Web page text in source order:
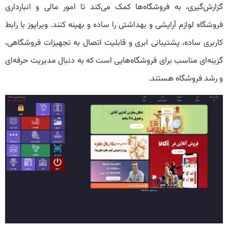
گزارش‌گیری، به فروشگاه‌ها کمک می‌کند تا امور مالی و انبارداری
فروشگاه لوازم آرایشی و بهداشتی را ساده و بهینه کنند. ویراپوز با رابط
کاربری ساده، پشتیبانی ابری و قابلیت اتصال به تجهیزات فروشگاهی،
گزینه‌ای مناسب برای فروشگاه‌هایی است که به دنبال مدیریت حرفه‌ای
و رشد فروشگاه هستند.